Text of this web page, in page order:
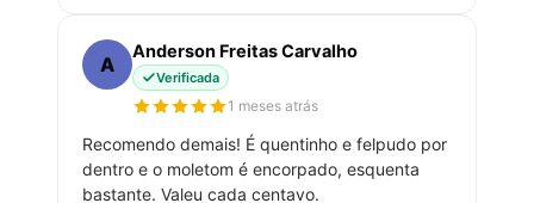
A
Anderson Freitas Carvalho
Verificada
1 meses atrás
Recomendo demais! É quentinho e felpudo por
dentro e o moletom é encorpado, esquenta
bastante. Valeu cada centavo.